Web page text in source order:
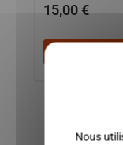
15,00 €
Nous